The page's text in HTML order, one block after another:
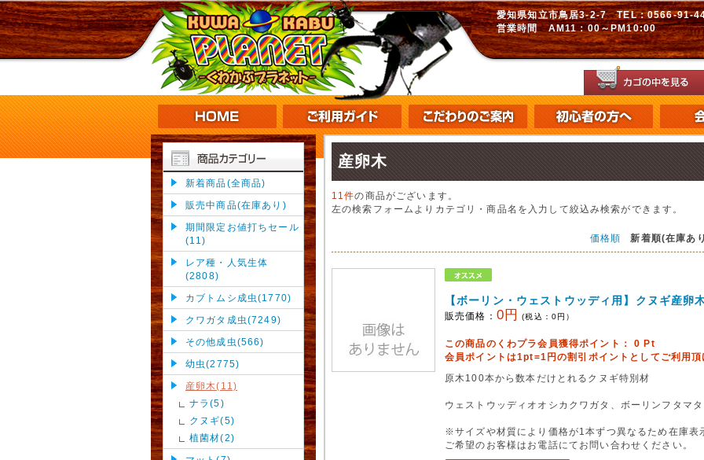
愛知県知立市鳥居3-2-7 TEL：0566-
営業時間 AM11：00～PM10:00
新着商品(全商品)
販売中商品(在庫あり)
期間限定お値打ちセール
(11)
レア種・人気生体
(2808)
カブトムシ成虫(1770)
クワガタ成虫(7249)
その他成虫(566)
幼虫(2775)
産卵木(11)
ナラ(5)
クヌギ(5)
植菌材(2)
産卵木
11件の商品がございます。
左の検索フォームよりカテゴリ・商品名を入力して絞込み検索ができます。
価格順 新着順(在庫あ
【ボーリン・ウェストウッディ用】クヌギ産
販売価格： 0円 (税込： 0円）
この商品のくわプラ会員獲得ポイント：0 Pt
会員ポイントは1pt=1円の割引ポイントとしてご利用頂
原木100本から数本だけとれるクヌギ特別材
ウェストウッディオオシカクワガタ、ボーリンフタマ
※サイズや材質により価格が1本ずつ異なるため在庫表
ご希望のお客様はお電話にてお問い合わせください。